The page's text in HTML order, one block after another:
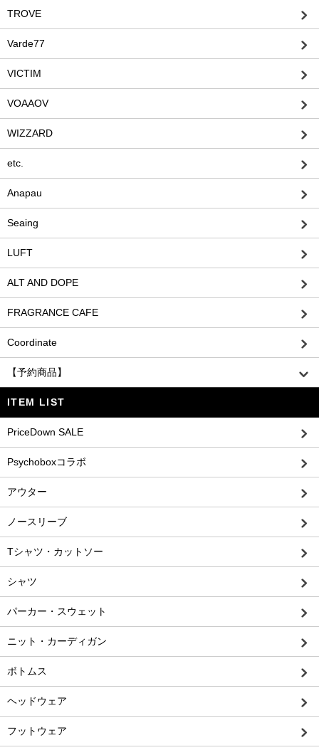
TROVE
Varde77
VICTIM
VOAAOV
WIZZARD
etc.
Anapau
Seaing
LUFT
ALT AND DOPE
FRAGRANCE CAFE
Coordinate
【予約商品】
ITEM LIST
PriceDown SALE
Psychoboxコラボ
アウター
ノースリーブ
Tシャツ・カットソー
シャツ
パーカー・スウェット
ニット・カーディガン
ボトムス
ヘッドウェア
フットウェア